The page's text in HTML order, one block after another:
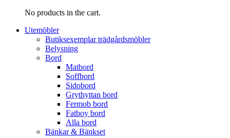
No products in the cart.
Utemöbler
Butiksexemplar trädgårdsmöbler
Belysning
Bord
Matbord
Soffbord
Sidobord
Grythyttan bord
Fermob bord
Fatboy bord
Alla bord
Bänkar & Bänkset